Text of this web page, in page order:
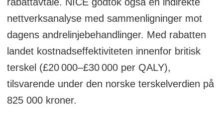
rabattavtale. NICE godtok også en indirekte
nettverksanalyse med sammenligninger mot
dagens andrelinjebehandlinger. Med rabatten
landet kostnadseffektiviteten innenfor britisk
terskel (£20 000–£30 000 per QALY),
tilsvarende under den norske terskelverdien på
825 000 kroner.